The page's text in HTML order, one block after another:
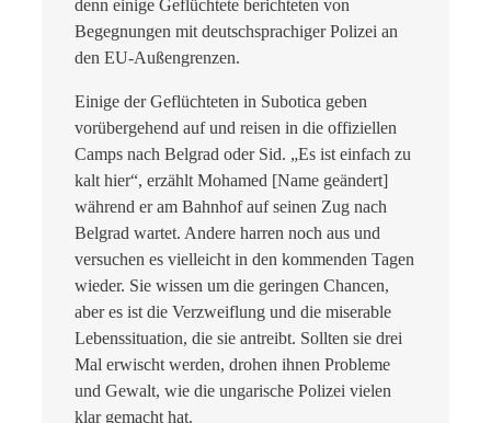
denn einige Geflüchtete berichteten von
Begegnungen mit deutschsprachiger Polizei an
den EU-Außengrenzen.
Einige der Geflüchteten in Subotica geben
vorübergehend auf und reisen in die offiziellen
Camps nach Belgrad oder Sid. „Es ist einfach zu
kalt hier“, erzählt Mohamed [Name geändert]
während er am Bahnhof auf seinen Zug nach
Belgrad wartet. Andere harren noch aus und
versuchen es vielleicht in den kommenden Tagen
wieder. Sie wissen um die geringen Chancen,
aber es ist die Verzweiflung und die miserable
Lebenssituation, die sie antreibt. Sollten sie drei
Mal erwischt werden, drohen ihnen Probleme
und Gewalt, wie die ungarische Polizei vielen
klar gemacht hat.